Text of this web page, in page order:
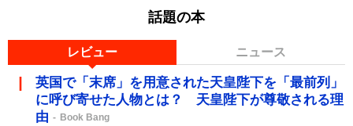
話題の本
レビュー ニュース
英国で「末席」を用意された天皇陛下を「最前列」
に呼び寄せた人物とは？ 天皇陛下が尊敬される理
由
Book Bang